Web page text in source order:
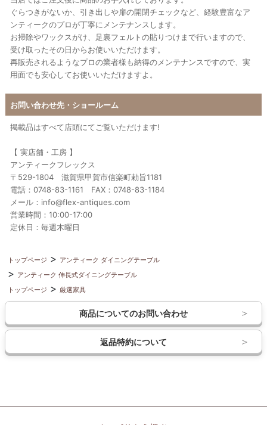
ぐらつきがないか、引き出しや扉の開閉チェックなど、経験豊富なア
ンティークのプロが丁寧にメンテナンスします。
お掃除やワックスがけ、足裏フェルトの貼りつけまで行いますので、
受け取ったその日からお使いいただけます。
再販売されるようなプロの業者様も納得のメンテナンスですので、実
用面でも安心してお使いいただけますよ。
お問い合わせ先・ショールーム
掲載品はすべて店頭にてご覧いただけます!
【 実店舗・工房 】
アンティークフレックス
〒529-1804 滋賀県甲賀市信楽町勅旨1181
電話：0748-83-1161 FAX：0748-83-1184
メール：info@flex-antiques.com
営業時間：10:00-17:00
定休日：毎週木曜日
トップページ
アンティーク ダイニングテーブル
アンティーク 伸長式ダイニングテーブル
トップページ
厳選家具
商品についてのお問い合わせ
返品特約について